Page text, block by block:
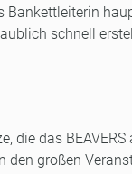
Bankettleiterin
schnell
die das
den großen